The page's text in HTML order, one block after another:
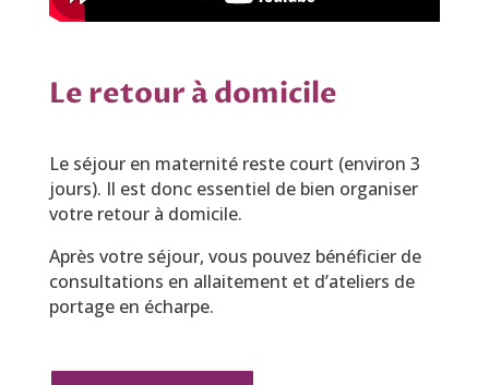
Le retour à domicile
Le séjour en maternité reste court (environ 3
jours). Il est donc essentiel de bien organiser
votre retour à domicile.
Après votre séjour, vous pouvez bénéficier de
consultations en allaitement et d’ateliers de
portage en écharpe.